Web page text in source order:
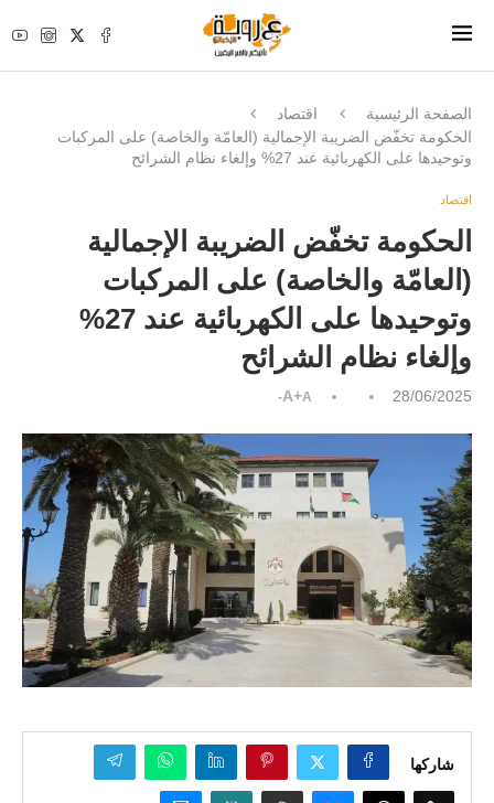
الصفحة الرئيسية
اقتصاد
الحكومة تخفّض الضريبة الإجمالية (العامّة والخاصة) على المركبات
وتوحيدها على الكهربائية عند 27% وإلغاء نظام الشرائح
اقتصاد
الحكومة تخفّض الضريبة الإجمالية
(العامّة والخاصة) على المركبات
وتوحيدها على الكهربائية عند 27%
وإلغاء نظام الشرائح
28/06/2025
A+A-
شاركها